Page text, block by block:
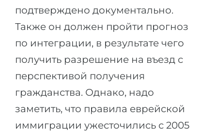
подтверждено документально.
Также он должен пройти прогноз
по интеграции, в результате чего
получить разрешение на въезд с
перспективой получения
гражданства. Однако, надо
заметить, что правила еврейской
иммиграции ужесточились с 2005